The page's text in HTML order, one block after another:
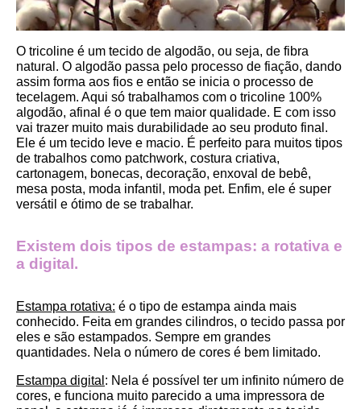
O tricoline é um tecido de algodão, ou seja, de fibra
natural. O algodão passa pelo processo de fiação, dando
assim forma aos fios e então se inicia o processo de
tecelagem. Aqui só trabalhamos com o tricoline 100%
algodão, afinal é o que tem maior qualidade. E com isso
vai trazer muito mais durabilidade ao seu produto final.
Ele é um tecido leve e macio. É perfeito para muitos tipos
de trabalhos como patchwork, costura criativa,
cartonagem, bonecas, decoração, enxoval de bebê,
mesa posta, moda infantil, moda pet. Enfim, ele é super
versátil e ótimo de se trabalhar.
Existem dois tipos de estampas: a rotativa e
a digital.
Estampa rotativa: é o tipo de estampa ainda mais
conhecido. Feita em grandes cilindros, o tecido passa por
eles e são estampados. Sempre em grandes
quantidades. Nela o número de cores é bem limitado.
Estampa digital : Nela é possível ter um infinito número de
cores, e funciona muito parecido a uma impressora de